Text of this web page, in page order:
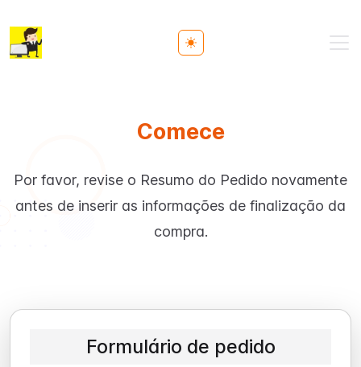
Toggle theme
Comece
Por favor, revise o Resumo do Pedido novamente
antes de inserir as informações de finalização da
compra.
Formulário de pedido